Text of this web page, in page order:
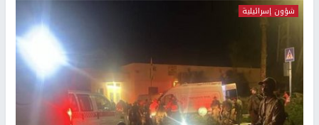
شؤون إسرائيلية